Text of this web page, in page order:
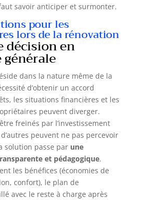
savoir anticiper et surmonter.
pour les
lors de la rénovation
décision en
générale
dans la nature même de la
d’obtenir un accord
les situations financières et les
peuvent diverger.
freinés par l’investissement
peuvent ne pas percevoir
solution passe par une
et pédagogique.
les bénéfices (économies de
confort), le plan de
avec le reste à charge après